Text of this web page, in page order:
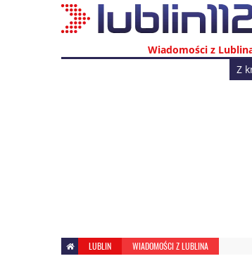
Wiadomości z
Z
LUBLIN WIADOMOŚCI Z LUBLINA